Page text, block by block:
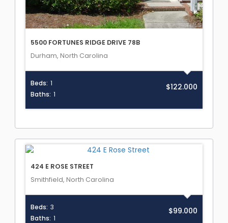
5500 FORTUNES RIDGE DRIVE 78B
Durham, North Carolina
Beds: 1
Baths: 1
$122.000
424 E ROSE STREET
Smithfield, North Carolina
Beds: 3
Baths: 1
$99.000